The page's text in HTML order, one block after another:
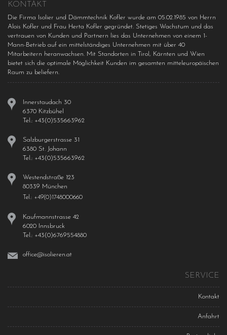
KONTAKT
Die Firma Isolier und Dämmtechnik Kofler wurde am 05.02.1985 von Herrn
Alois Kofler und Frau Herta Kofler gegründet. Stetiges Wachstum und das
vertrauen von Kunden und Partnern lies das Unternehmen von einem 1-
Mann-Betrieb auf ein mittelständiges Unternehmen mit über 40
Mitarbeitern heranwachsen. Mit Standorten in Tirol, Kärnten und Wien
bietet sich die optimale Möglichkeit Kunden im gesamten mitteleuropäischen
Raum zu beliefern.
Innerstaudach 30
6370 Kitzbühel
Tel.: +43(0)535663962
Salzburgerstrasse 31
6380 St. Johann
Tel.: +43(0)535663962
Westendstraße 123
80339 München
Tel.: +49(0)1748000660
Kaufmannstrasse 42
6020 Innsbruck
Tel.: +43(0)6769554880
office@isolieren.at
SERVICE
Kontakt
Anfahrt